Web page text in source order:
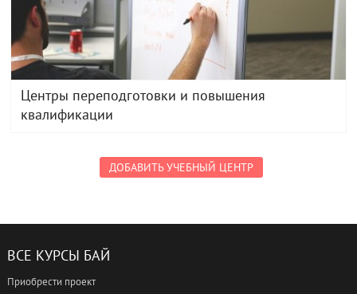
Центры переподготовки и повышения
квалификации
ДОБАВИТЬ УЧЕБНЫЙ ЦЕНТР
ВСЕ КУРСЫ БАЙ
Приобрести проект